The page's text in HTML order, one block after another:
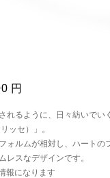
円
れるように、日々紡いでい
ッセ）」。
ォルムが相対し、ハートの
レスなデザインです。
報になります